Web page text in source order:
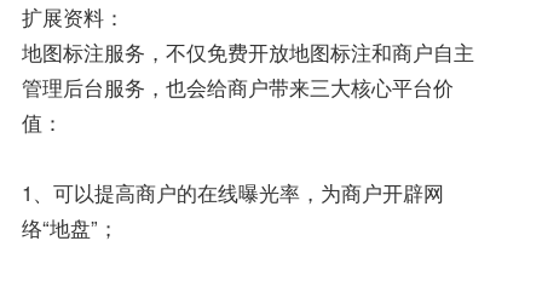
扩展资料：
地图标注服务，不仅免费开放地图标注和商户自主
管理后台服务，也会给商户带来三大核心平台价
值：
1、可以提高商户的在线曝光率，为商户开辟网
络“地盘”；